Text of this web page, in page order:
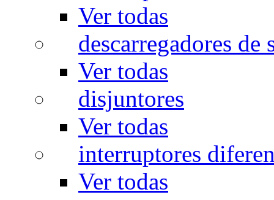
Ver todas
descarregadores de
Ver todas
disjuntores
Ver todas
interruptores
Ver todas